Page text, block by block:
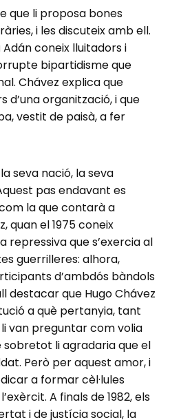
que li proposa bones
i les discuteix amb ell.
coneix lluitadors i
bipartidisme que
Chávez explica que
d’una organització, i que
vestit de paisà, a fer
seva nació, la seva
pas endavant es
la que contarà a
quan el 1975 coneix
que s’exercia al
guerrilleres: alhora,
d’ambdós bàndols
destacar que Hugo Chávez
a què pertanyia, tant
van preguntar com volia
li agradaria que el
Però per aquest amor, i
a formar cèl·lules
A finals de 1982, els
i de justícia social, la